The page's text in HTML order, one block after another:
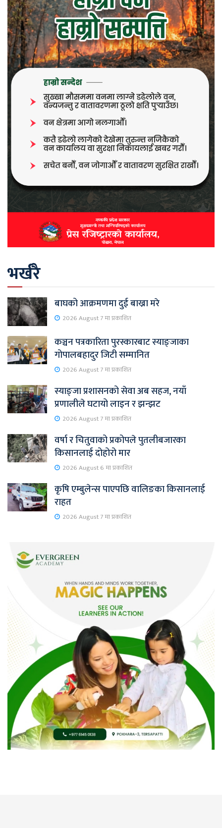
भर्खरै
बाघको आक्रमणमा दुई बाख्रा मरे
2026 August 7 मा प्रकाशित
कञ्चन पत्रकारिता पुरस्कारबाट स्याङ्जाका
गोपालबहादुर जिटी सम्मानित
2026 August 7 मा प्रकाशित
स्याङ्जा प्रशासनको सेवा अब सहज, नयाँ
प्रणालीले घटायो लाइन र झन्झट
2026 August 7 मा प्रकाशित
वर्षा र चितुवाको प्रकोपले पुतलीबजारका
किसानलाई दोहोरो मार
2026 August 6 मा प्रकाशित
कृषि एम्बुलेन्स पाएपछि वालिङका किसानलाई
राहत
2026 August 7 मा प्रकाशित